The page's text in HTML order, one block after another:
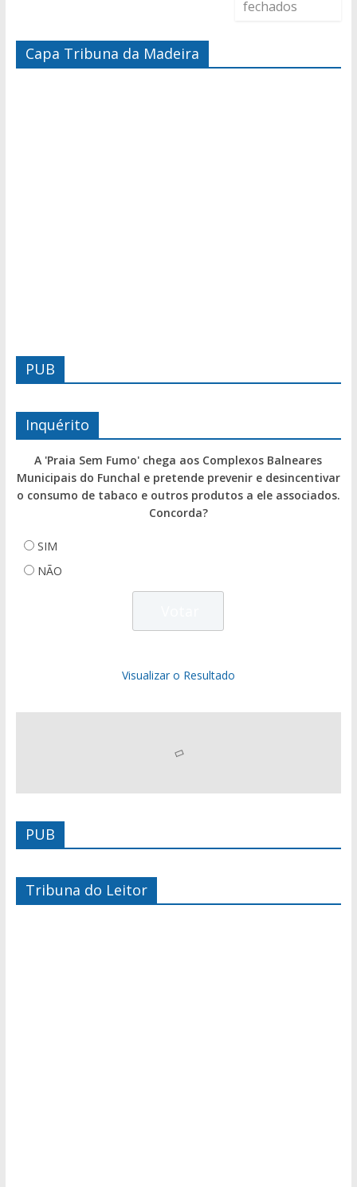
fechados
Capa Tribuna da Madeira
PUB
Inquérito
A 'Praia Sem Fumo' chega aos Complexos Balneares
Municipais do Funchal e pretende prevenir e desincentivar
o consumo de tabaco e outros produtos a ele associados.
Concorda?
SIM
NÃO
Visualizar o Resultado
PUB
Tribuna do Leitor